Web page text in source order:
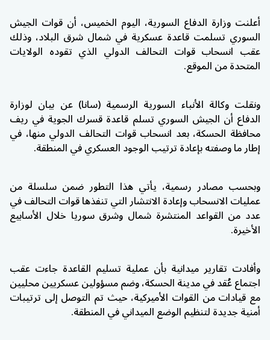
أعلنت وزارة الدفاع السورية، اليوم الخميس، أن قوات الجيش
السوري تسلمت قاعدة عسكرية في شمال شرق البلاد، وذلك
عقب انسحاب قوات التحالف الدولي الذي تقوده الولايات
المتحدة من الموقع.
ونقلت وكالة الأنباء السورية الرسمية (سانا) عن بيان لوزارة
الدفاع أن الجيش السوري تسلم قاعدة قسرك الجوية في ريف
محافظة الحسكة، بعد انسحاب قوات التحالف الدولي منها، في
إطار ما وصفته بإعادة ترتيب الوجود العسكري في المنطقة.
وبحسب مصادر رسمية، يأتي هذا التطور ضمن سلسلة من
عمليات الانسحاب وإعادة الانتشار التي تنفذها قوات التحالف في
عدد من القواعد المنتشرة شمال وشرق سوريا خلال الأسابيع
الأخيرة.
وأفادت تقارير ميدانية بأن عملية تسليم القاعدة جاءت عقب
اجتماع عُقد في مدينة الحسكة، وضم مسؤولين عسكريين محليين
مع قيادات من القوات الأميركية، حيث تم التوصل إلى ترتيبات
أمنية جديدة لتنظيم الوضع الميداني في المنطقة.